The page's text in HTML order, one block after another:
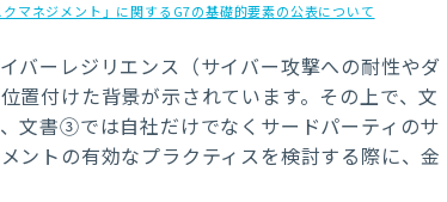
マネジメント」に関するG7の基礎的要素の公表について
バーレジリエンス（サイバー攻撃への耐性やダ
付けた背景が示されています。その上で、文
文書③では自社だけでなくサードパーティのサ
ントの有効なプラクティスを検討する際に、金